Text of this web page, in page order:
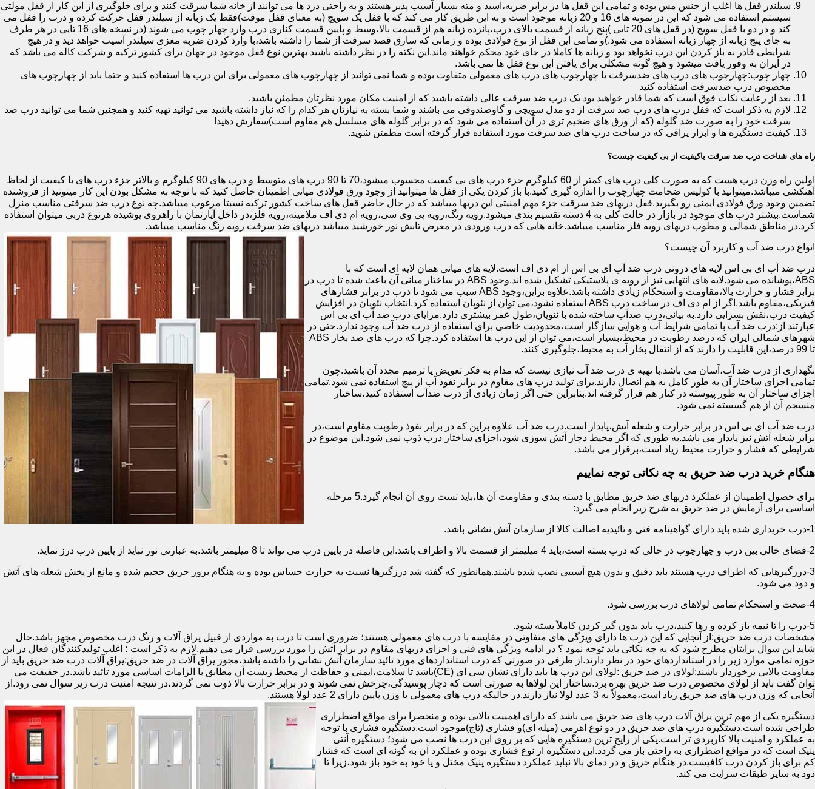
سیلندر قفل ها اغلب از جنس مس بوده و تمامی این قفل ها در برابر ضربه،اسید و مته بسیار آسیب پذیر هستند و به راحتی دزد ها می توانند از خانه شما سرقت کنند و برای جلوگیری از این کار از قفل مولتی
سیستم استفاده می شود که این در نمونه های 16 و 20 زبانه موجود است و به این طریق کار می کند که با قفل یک سویچ (به معنای قفل موقت)فقط یک زبانه از سیلندر قفل حرکت کرده و درب را قفل می
کند و در دو با قفل سویچ (در قفل های 20 تایی )پنج زبانه از قسمت بالای درب،پانزده زبانه هم از قسمت بالا،وسط و پایین قسمت کناری درب وارد چهار چوب می شوند (در نسخه های 16 تایی در هر طرف
به جای پنج زبانه از چهار زبانه استفاده می شود.)و تمامی این قفل از نوع فولادی بوده و زمانی که سارق قصد سرقت از شما را داشته باشد،با وارد کردن ضربه مغزی سیلندر آسیب خواهد دید و در هیچ
شرایطی قادر به باز کردن این درب نخواهد بود و زبانه ها کاملا در جای خود محکم خواهند ماند.این نکته را در نظر داشته باشید بهترین نوع قفل موجود در جهان برای کشور ترکیه و شرکت کاله می باشد که
در ایران به وفور یافت میشود و هیچ گونه مشکلی برای یافتن این نوع قفل ها نمی باشد.
چهار چوب:چهارچوب های درب های ضدسرقت با چهارچوب های درب های معمولی متفاوت بوده و شما نمی توانید از چهارچوب های معمولی برای این درب ها استفاده کنید و حتما باید از چهارچوب های
مخصوص درب ضدسرقت استفاده کنید
بعد از رعایت نکات فوق است که شما قادر خواهید بود یک درب ضد سرقت عالی داشته باشید که از امنیت مکان مورد نظرتان مطمئن باشید.
لازم به ذکر است که قفل درب های درب ضد سرقت از دو مدل سویچی و گاوصندوقی می باشند و شما بسته به نیازتان هر کدام را که نیاز داشته باشید می توانید تهیه کنید و همچنین شما می توانید درب ضد
سرقت خود را به صورت ضد گلوله (که از ورق های ضخیم تری در آن استفاده می شود که در برابر گلوله های مسلسل هم مقاوم است)سفارش دهید!
کیفیت دستگیره ها و ابزار یراقی که در ساخت درب های ضد سرقت مورد استفاده قرار گرفته است مطمئن شوید.
راه های شناخت درب ضد سرقت باکیفیت از بی کیفیت چیست؟
اولین راه وزن درب هست که به صورت کلی درب های کمتر از 60 کیلوگرم جزء درب های بی کیفیت محسوب میشود،70 تا 90 درب های متوسط و درب های 90 کیلوگرم و بالاتر جزء درب های با کیفیت از لحاظ
آهنکشی میباشد.میتوانید با کولیس ضخامت چهارچوب را اندازه گیری کنید.با باز کردن یکی از قفل ها میتوانید از وجود ورق فولادی میانی اطمینان حاصل کنید که با توجه به مشکل بودن این کار میتونید از فروشنده
تضمین وجود ورق فولادی ایمنی رو بگیرید.قفل دربهای ضد سرقت جزء مهم امنیتی این دربها میباشد که در حال حاضر قفل های ساخت کشور ترکیه نسبتا مرغوب میباشد.چه نوع درب ضد سرقتی مناسب منزل
شماست.بیشتر درب های موجود در بازار در حالت کلی به 4 دسته تقسیم بندی میشود.رویه رنگ،رویه پی وی سی،رویه ام دی اف ملامینه،رویه فلز،در داخل آپارتمان با راهروی پوشیده هرنوع دربی میتوان استفاده
کرد.در مناطق شمالی و مطوب دربهای رویه فلز مناسب میباشد.خانه هایی که درب ورودی در معرض تابش نور خورشید میباشد دربهای ضد سرقت رویه رنگ مناسب میباشد.
انواع درب ضد آب و کاربرد آن چیست؟
درب ضد آب ای بی اس لایه های درونی درب ضد آب ای بی اس از ام دی اف است.لایه های میانی همان لایه ای است که با
ABS،پوشانده می شود.لایه های انتهایی نیز از رویه ی پلاستیکی تشکیل شده اند.وجود ABS در ساختار میانی آن باعث شده تا درب در
برابر فشار و حرارت بالا،مقاومت و استحکام زیادی داشته باشد.علاوه براین،وجود ABS سبب می شود تا درب در برابر فشارهای
فیزیکی،مقاوم باشد.اگر از ام دی اف در ساخت درب ABS استفاده نشود،می توان از نئوپان استفاده کرد.انتخاب نئوپان در افزایش
کیفیت درب،نقش بسزایی دارد.به بیانی،درب ضدآب ساخته شده با نئوپان،طول عمر بیشتری دارد.مزایای درب ضد آب ای بی اس
عبارتند از:درب ضد آب با تمامی شرایط آب و هوایی سازگار است،محدودیت خاصی برای استفاده از درب ضد آب وجود ندارد.حتی در
شهرهای شمالی ایران که درصد رطوبت در محیط،بسیار است،می توان از این درب ها استفاده کرد.چرا که درب های ضد بخار ABS
تا 99 درصد،این قابلیت را دارند که از انتقال بخار آب به محیط،جلوگیری کنند.
نگهداری از درب ضد آب،آسان می باشد.با تهیه ی درب ضد آب نیازی نیست که مدام به فکر تعویض یا ترمیم مجدد آن باشید.چون
تمامی اجزای ساختار آن به طور کامل به هم اتصال دارند.برای تولید درب های مقاوم در برابر نفوذ آب از پیچ استفاده نمی شود.تمامی
اجزای ساختار آن به طور پیوسته در کنار هم قرار گرفته اند.بنابراین حتی اگر زمان زیادی از درب ضدآب استفاده کنید،ساختار
منسجم آن از هم گسسته نمی شود.
درب ضد آب ای بی اس در برابر حرارت و شعله آتش،پایدار است.درب ضد آب علاوه براین که در برابر نفوذ رطوبت مقاوم است،در
برابر شعله آتش نیز پایدار می باشد.به طوری که اگر محیط دچار آتش سوزی شود،اجزای ساختار درب ذوب نمی شود.این موضوع در
شرایطی که فشار و حرارت محیط زیاد است،برقرار می باشد.
هنگام خرید درب ضد حریق به چه نکاتی توجه نماییم
برای حصول اطمینان از عملکرد دربهای ضد حریق مطابق با دسته بندی و مقاومت آن ها،باید تست روی آن انجام گیرد.5 مرحله
اساسی برای آزمایش در ضد حریق به شرح زیر انجام می گیرد:
1-درب خریداری شده باید دارای گواهینامه فنی و تائیدیه اصالت کالا از سازمان آتش نشانی باشد.
2-فضای خالی بین درب و چهارچوب در حالی که درب بسته است،باید 4 میلیمتر از قسمت بالا و اطراف باشد.این فاصله در پایین درب می تواند تا 8 میلیمتر باشد.به عبارتی نور نباید از پایین درب درز نماید.
3-درزگیرهایی که اطراف درب هستند باید دقیق و بدون هیچ آسیبی نصب شده باشند.همانطور که گفته شد درزگیرها نسبت به حرارت حساس بوده و به هنگام بروز حریق حجیم شده و مانع از پخش شعله های آتش
و دود می شود.
4-صحت و استحکام تمامی لولاهای درب بررسی شود.
5-درب را تا نیمه باز کرده و رها کنید،درب باید بدون گیر کردن کاملاً بسته شود.
مشخصات درب ضد حریق:از آنجایی که این درب ها دارای ویژگی های متفاوتی در مقایسه با درب های معمولی هستند؛ ضروری است تا درب به مواردی از قبیل یراق آلات و رنگ درب مخصوص مجهز باشد.حال
شاید این سوال برایتان مطرح شود که به چه نکاتی باید توجه نمود ؟ در ادامه ویژگی های فنی و اجزای دربهای مقاوم در برابر آتش را مورد بررسی قرار می دهیم.لازم به ذکر است ؛ اغلب تولیدکنندگان فعال در این
حوزه تمامی موارد زیر را در استانداردهای خود در نظر دارند.از طرفی در صورتی که درب استانداردهای مورد تائید سازمان آتش نشانی را داشته باشد،مجوز یراق آلات در ضد حریق:یراق آلات درب ضد حریق باید از
مقاومت بالایی برخوردار باشند:لولای در ضد حریق :لولای این درب ها باید دارای نشان سی ای (CE)باشد تا سلامت،ایمنی و حفاظت از محیط زیست آن مطابق با الزامات اساسی مورد تائید باشد.در حقیقت می
توان گفت باید از لولای مخصوص درب ضد حریق بهره برد.ساختار این لولاها به صورتی است که دچار پوسیدگی،چرخش نمی شوند و در برابر حرارت بالا ذوب نمی گردند،در نتیجه امنیت درب زیر سوال نمی رود.از
آنجایی که وزن درب های ضد حریق زیاد است،معمولاً به 3 عدد لولا نیاز دارند.در حالیکه درب های معمولی با وزن پایین دارای 2 عدد لولا هستند.
دستگیره یکی از مهم ترین یراق آلات درب های ضد حریق می باشد که دارای اهمییت بالایی بوده و منحصرا برای مواقع اضطراری
طراحی شده است.دستگیره درب های ضد حریق در دو نوع اهرمی (میله ای)و فشاری (تاچ)موجود است.دستگیره فشاری با توجه
به عملکرد و امنیت بالا کاربردی تر است.یکی از رایج ترین دستگیره هایی که بر روی این درب ها نصب می شود؛ دستگیره آنتی
پنیک است که در مواقع اضطراری به راحتی باز می گردد.این دستگیره از نوع فشاری بوده و عملکرد آن به گونه ای است که فشار
کم برای باز کردن درب کافیست.در هنگام حریق و در دمای بالا نباید عملکرد دستگیره پنیک مختل و یا خود به خود باز شود،زیرا تا
دود به سایر طبقات سرایت می کند.